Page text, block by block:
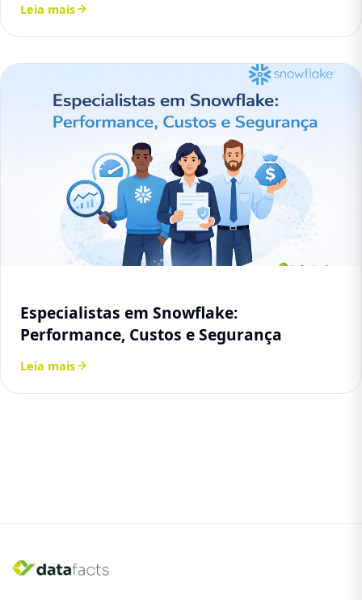
Leia mais
Especialistas em Snowflake:
Performance, Custos e Segurança
Leia mais